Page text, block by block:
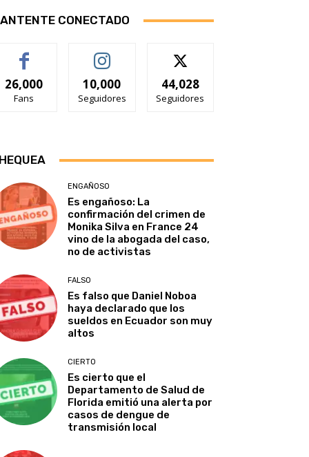
CONECTADO
26,000
Fans
10,000
Seguidores
44,028
Seguidores
ENGAÑOSO
Es engañoso: La
confirmación del crimen de
Monika Silva en France 24
vino de la abogada del caso,
no de activistas
FALSO
Es falso que Daniel Noboa
haya declarado que los
sueldos en Ecuador son muy
altos
CIERTO
Es cierto que el
Departamento de Salud de
Florida emitió una alerta por
casos de dengue de
transmisión local